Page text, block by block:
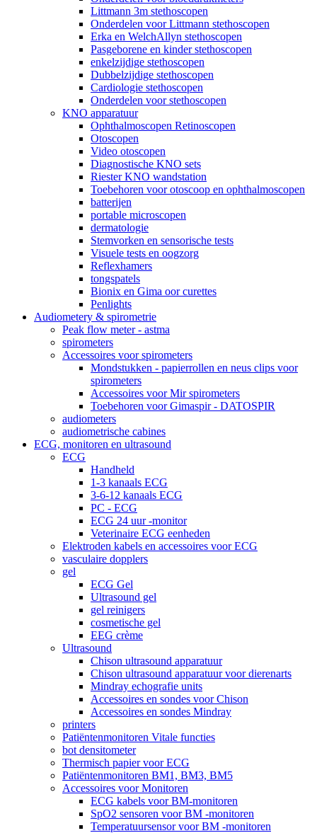
Littmann 3m stethoscopen
Onderdelen voor Littmann stethoscopen
Erka en WelchAllyn stethoscopen
Pasgeborene en kinder stethoscopen
enkelzijdige stethoscopen
Dubbelzijdige stethoscopen
Cardiologie stethoscopen
Onderdelen voor stethoscopen
KNO apparatuur
Ophthalmoscopen Retinoscopen
Otoscopen
Video otoscopen
Diagnostische KNO sets
Riester KNO wandstation
Toebehoren voor otoscoop en ophthalmoscopen
batterijen
portable microscopen
dermatologie
Stemvorken en sensorische tests
Visuele tests en oogzorg
Reflexhamers
tongspatels
Bionix en Gima oor curettes
Penlights
Audiometery & spirometrie
Peak flow meter - astma
spirometers
Accessoires voor spirometers
Mondstukken - papierrollen en neus clips voor
spirometers
Accessoires voor Mir spirometers
Toebehoren voor Gimaspir - DATOSPIR
audiometers
audiometrische cabines
ECG, monitoren en ultrasound
ECG
Handheld
1-3 kanaals ECG
3-6-12 kanaals ECG
PC - ECG
ECG 24 uur -monitor
Veterinaire ECG eenheden
Elektroden kabels en accessoires voor ECG
vasculaire dopplers
gel
ECG Gel
Ultrasound gel
gel reinigers
cosmetische gel
EEG crème
Ultrasound
Chison ultrasound apparatuur
Chison ultrasound apparatuur voor dierenarts
Mindray echografie units
Accessoires en sondes voor Chison
Accessoires en sondes Mindray
printers
Patiëntenmonitoren Vitale functies
bot densitometer
Thermisch papier voor ECG
Patiëntenmonitoren BM1, BM3, BM5
Accessoires voor Monitoren
ECG kabels voor BM-monitoren
SpO2 sensoren voor BM -monitoren
Temperatuursensor voor BM -monitoren